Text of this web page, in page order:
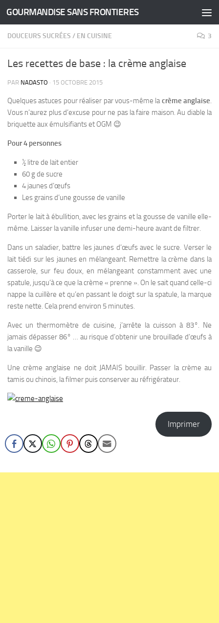
Skip to content
GOURMANDISE SANS FRONTIERES
DOUCEURS SUCRÉES / EN CUISINE 3
Les recettes de base : la crème anglaise
PAR NADASTO · 15 OCTOBRE 2015
Quelques astuces pour réaliser par vous-même lacrème anglaise.
Vous n’aurez plus d’excuse pour ne pas la faire maison. Au diable la
briquette aux émulsifiants et OGM 😉
Pour 4 personnes
½ litre de lait entier
60 g de sucre
4 jaunes d’œufs
Les grains d’une gousse de vanille
Porter le lait à ébullition, avec les grains et la gousse de vanille elle-
même. Laisser la vanille infuser une demi-heure avant de filtrer.
Dans un saladier, battre les jaunes d’œufs avec le sucre. Verser le
lait tiédi sur les jaunes en mélangeant. Remettre la crème dans la
casserole, sur feu doux, en mélangeant constamment avec une
spatule, jusqu’à ce que la crème « prenne ». On le sait quand celle-ci
nappe la cuillère et qu’en passant le doigt sur la spatule, la marque
reste nette. Cela prend environ 5 minutes.
Avec un thermomètre de cuisine, j’arrête la cuisson à 83°. Ne
jamais dépasser 86° … au risque d’obtenir une brouillade d’œufs à
la vanille 😉
Une crème anglaise ne doit JAMAIS bouillir. Passer la crème au
tamis ou chinois, la filmer puis conserver au réfrigérateur.
Imprimer